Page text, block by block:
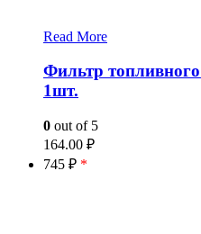
Read More
Фильтр
1шт.
0 out of 5
164.00 ₽
745 ₽ *